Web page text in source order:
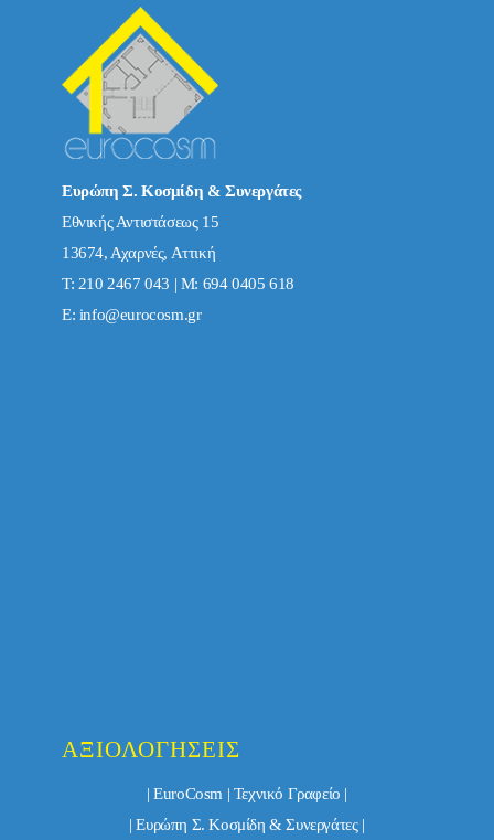
Ευρώπη Σ. Κοσμίδη & Συνεργάτες
Εθνικής Αντιστάσεως 15
13674, Αχαρνές, Αττική
Τ: 210 2467 043 | Μ: 694 0405 618
E: info@eurocosm.gr
ΑΞΙΟΛΟΓΉΣΕΙΣ
| EuroCosm | Τεχνικό Γραφείο |
| Ευρώπη Σ. Κοσμίδη & Συνεργάτες |